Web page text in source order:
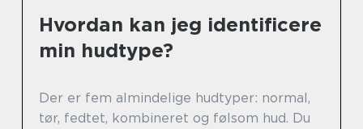
Hvordan kan jeg identificere
min hudtype?
Der er fem almindelige hudtyper: normal,
tør, fedtet, kombineret og følsom hud. Du